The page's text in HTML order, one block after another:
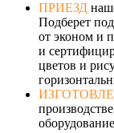
ПРИЕЗД
Подберет
от эконом и
и
цветов и
оборудование